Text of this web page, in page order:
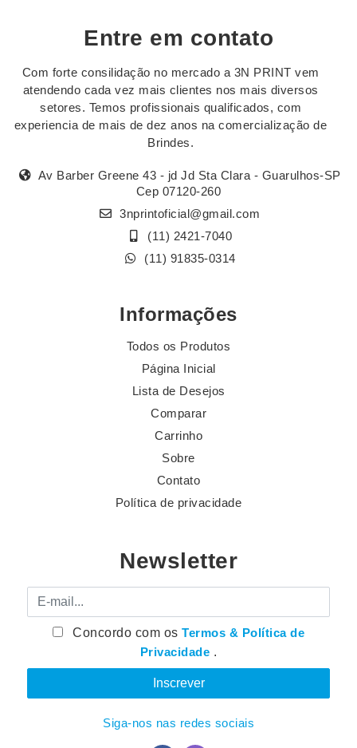
Entre em contato
Com forte consilidação no mercado a 3N PRINT vem
atendendo cada vez mais clientes nos mais diversos
setores. Temos profissionais qualificados, com
experiencia de mais de dez anos na comercialização de
Brindes.
Av Barber Greene 43 - jd Jd Sta Clara - Guarulhos-SP
Cep 07120-260
3nprintoficial@gmail.com
(11) 2421-7040
(11) 91835-0314
Informações
Todos os Produtos
Página Inicial
Lista de Desejos
Comparar
Carrinho
Sobre
Contato
Política de privacidade
Newsletter
E-mail
Concordo com osTermos & Política de
Privacidade .
Siga-nos nas redes sociais